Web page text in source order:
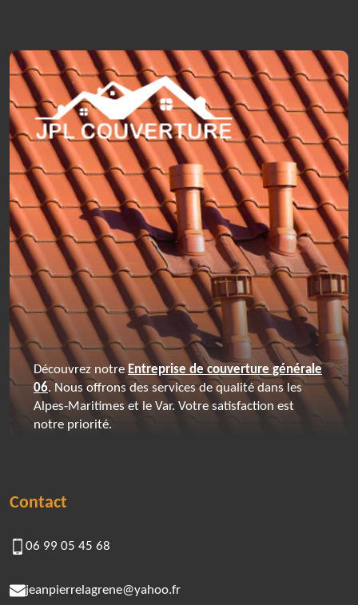
Découvrez notre Entreprise de couverture générale
06. Nous offrons des services de qualité dans les
Alpes-Maritimes et le Var. Votre satisfaction est
notre priorité.
Contact
06 99 05 45 68
jeanpierrelagrene@yahoo.fr